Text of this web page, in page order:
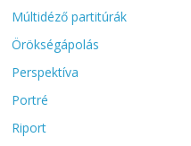
Múltidéző partitúrák
Örökségápolás
Perspektíva
Portré
Riport